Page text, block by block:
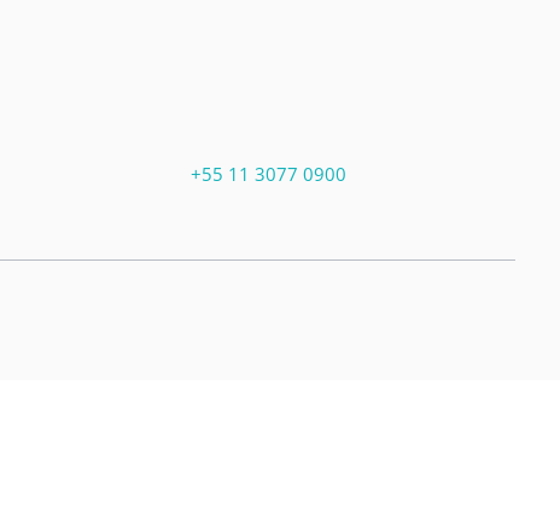
+55 11 3077 0900